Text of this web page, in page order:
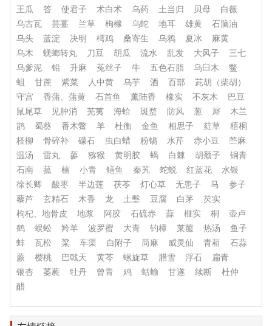
王瓜
答 使君子 术白术 乌药 土当归 贝母
白薇
乌古瓦
芸薹 兰草 枸橼 乌蛇 地耳 雄黄
石脑油
乌头
蓝淀 决明 樗鸡 桑寄生 乌鸦 夏冰
麻黄
乌木
蜣螂转丸 刀豆 胡瓜 流水 乱发 大风子
三七
乌爹泥
铅 升麻 菟丝子 牛 五色石脂 乌臼木
鳖
蛆
甘蔗 紫菜 人中黄 乌芋 酒 百部
茈胡（柴胡）
守宫
香蒲、蒲黄 石首鱼 薰陆香 橡实 不灰木
巴豆
鼠尾草
见肿消 芜荑 海蛤 斑蝥 防风 葱 犀
木兰
鹊
蜀葵 番木鳖 羊 杜衡 金鱼 相思子 荭草
梧桐
柽柳
骨碎补 礞石 虫白蜡 粉锡 水芹 赤小豆
苎麻
温汤
雷丸 蓼 猕猴 黄明胶 蝎 白棘 胡颓子
铜青
石南
菰 楠 小青 鳝鱼 秦艽 蛇蜕 红蓝花
水银
徐长卿
酸枣 半边莲 茯苓 灯心草 无患子 马
参子
藜芦
玄精石 木香 龙 土墼 豆腐 白茅
芡实
枸杞、地骨皮
地浆 阿胶 石硫赤 蒜 榧实 桐
壶卢
鹤
蜈蚣 羚羊 波罗蜜 大青 钓樟 莱菔 热汤
鱼子
蚌
瓦松 粱 车渠 白附子 苘麻 威灵仙 青葙
石蒜
蕨
樱桃 巴戟天 黄芩 螺旋草 腊雪 浮石
扁青
银杏
萎蕤 牡丹 曾青 鸡 蛞蝓 甘遂 续断
杜仲
醋